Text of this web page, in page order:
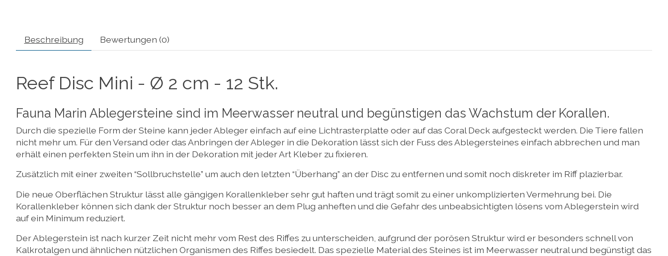
Beschreibung Bewertungen (0)
Reef Disc Mini - Ø 2 cm - 12 Stk.
Fauna Marin Ablegersteine sind im Meerwasser neutral und begünstigen das Wachstum der Korallen.
Durch die spezielle Form der Steine kann jeder Ableger einfach auf eine Lichtrasterplatte oder auf das Coral Deck aufgesteckt werden. Die Tiere fallen
nicht mehr um. Für den Versand oder das Anbringen der Ableger in die Dekoration lässt sich der Fuss des Ablegersteines einfach abbrechen und man
erhält einen perfekten Stein um ihn in der Dekoration mit jeder Art Kleber zu fixieren.
Zusätzlich mit einer zweiten “Sollbruchstelle” um auch den letzten “Überhang” an der Disc zu entfernen und somit noch diskreter im Riff plazierbar.
Die neue Oberflächen Struktur lässt alle gängigen Korallenkleber sehr gut haften und trägt somit zu einer unkomplizierten Vermehrung bei. Die
Korallenkleber können sich dank der Struktur noch besser an dem Plug anheften und die Gefahr des unbeabsichtigten lösens vom Ablegerstein wird
auf ein Minimum reduziert.
Der Ablegerstein ist nach kurzer Zeit nicht mehr vom Rest des Riffes zu unterscheiden, aufgrund der porösen Struktur wird er besonders schnell von
Kalkrotalgen und ähnlichen nützlichen Organismen des Riffes besiedelt. Das spezielle Material des Steines ist im Meerwasser neutral und begünstigt das